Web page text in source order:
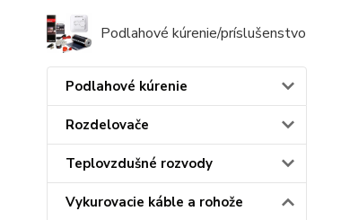
Podlahové kúrenie/príslušenstvo
Podlahové kúrenie
Rozdelovače
Teplovzdušné rozvody
Vykurovacie káble a rohože